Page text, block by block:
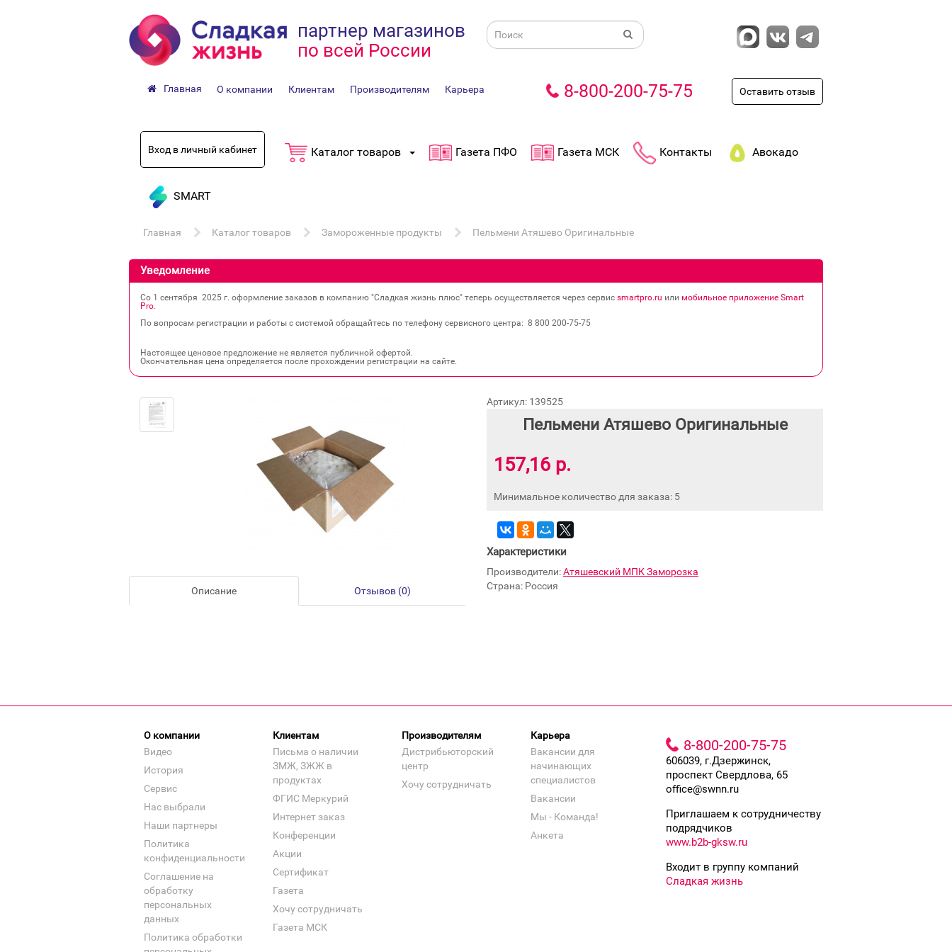
партнер магазинов
по всей России
Главная О компании Клиентам Производителям Карьера 8-800-200-75-75 Оставить отзыв
Вход в личный кабинет Каталог товаров Газета ПФО Газета МСК Контакты Авокадо
SMART
Главная Каталог товаров Замороженные продукты Пельмени Атяшево Оригинальные
Уведомление
Со 1 сентября 2025 г. оформление заказов в компанию "Сладкая жизнь плюс" теперь осуществляется через сервис smartpro.ru или мобильное приложение Smart
Pro.
По вопросам регистрации и работы с системой обращайтесь по телефону сервисного центра: 8 800 200‐75‐75
Настоящее ценовое предложение не является публичной офертой.
Окончательная цена определяется после прохождении регистрации на сайте.
Описание Отзывов (0)
Артикул: 139525
Пельмени Атяшево Оригинальные
157,16 р.
Минимальное количество для заказа: 5
Характеристики
Производители:Атяшевский МПК Заморозка
Страна: Россия
О компании
Видео
История
Сервис
Нас выбрали
Наши партнеры
Политика
конфиденциальности
Соглашение на
обработку
персональных
данных
Политика обработки
Клиентам
Письма о наличии
ЗМЖ, ЗЖЖ в
продуктах
ФГИС Меркурий
Интернет заказ
Конференции
Акции
Сертификат
Газета
Хочу сотрудничать
Газета МСК
Производителям
Дистрибьюторский
центр
Хочу сотрудничать
Карьера
Вакансии для
начинающих
специалистов
Вакансии
Мы - Команда!
Анкета
8-800-200-75-75
606039, г.Дзержинск,
проспект Свердлова, 65
office@swnn.ru
Приглашаем к сотрудничеству
подрядчиков
www.b2b-gksw.ru
Входит в группу компаний
Сладкая жизнь